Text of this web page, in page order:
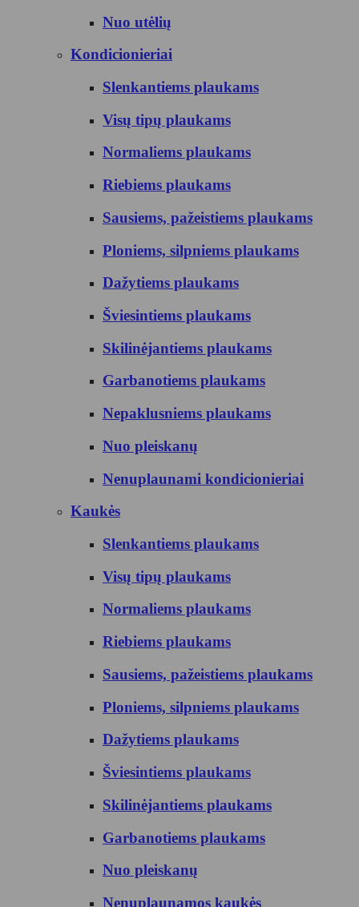
Nuo utėlių
Kondicionieriai
Slenkantiems plaukams
Visų tipų plaukams
Normaliems plaukams
Riebiems plaukams
Sausiems, pažeistiems plaukams
Ploniems, silpniems plaukams
Dažytiems plaukams
Šviesintiems plaukams
Skilinėjantiems plaukams
Garbanotiems plaukams
Nepaklusniems plaukams
Nuo pleiskanų
Nenuplaunami kondicionieriai
Kaukės
Slenkantiems plaukams
Visų tipų plaukams
Normaliems plaukams
Riebiems plaukams
Sausiems, pažeistiems plaukams
Ploniems, silpniems plaukams
Dažytiems plaukams
Šviesintiems plaukams
Skilinėjantiems plaukams
Garbanotiems plaukams
Nuo pleiskanų
Nenuplaunamos kaukės